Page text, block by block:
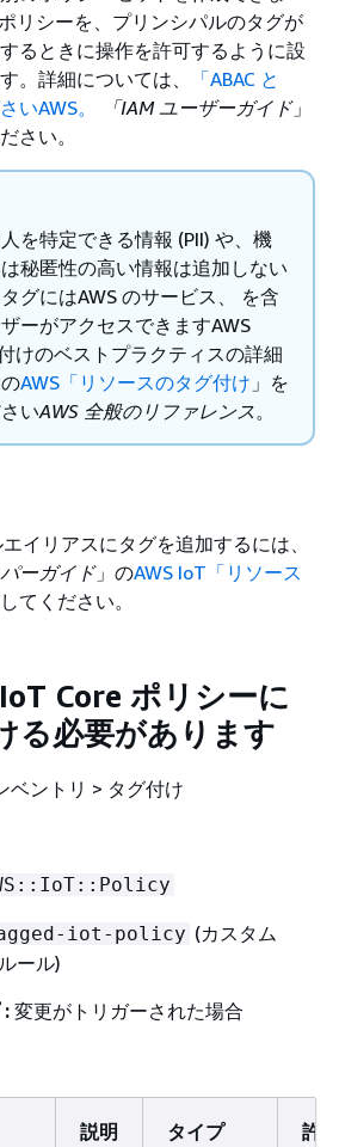
リシーを、プリンシパルのタグが
るときに操作を許可するように設
。詳細については、
「ABAC と
いAWS。
「IAM ユーザーガイド」
さい。
を特定できる情報 (PII) や、機
秘匿性の高い情報は追加しない
グにはAWS のサービス、 を含
ーがアクセスできますAWS
けのベストプラクティスの詳細
AWS「リソースのタグ付け 」を
いAWS 全般のリファレンス。
イリアスにタグを追加するには、
ーガイド」のAWS IoT「リソース
てください。
Core ポリシーに
る必要があります
ベントリ > タグ付け
iot-policy (カスタム
ール)
: 変更がトリガーされた場合
説明 タイプ
許可